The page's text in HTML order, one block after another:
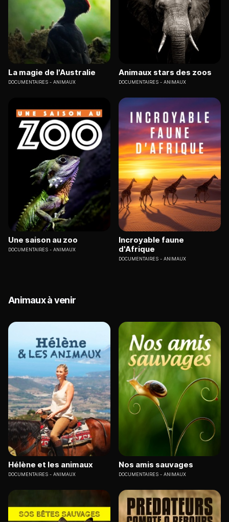
La magie de l'Australie
DOCUMENTAIRES ANIMAUX
Animaux stars des zoos
DOCUMENTAIRES ANIMAUX
Une saison au zoo
DOCUMENTAIRES ANIMAUX
Incroyable faune
d'Afrique
DOCUMENTAIRES ANIMAUX
Animaux à venir
Hélène et les animaux
DOCUMENTAIRES ANIMAUX
Nos amis sauvages
DOCUMENTAIRES ANIMAUX